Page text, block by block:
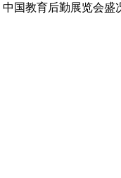
中国教育后勤展览会盛